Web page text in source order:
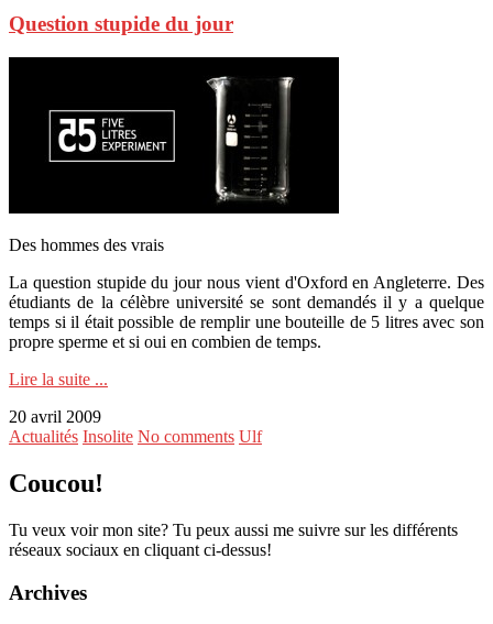
Question stupide du jour
Des hommes des vrais
La question stupide du jour nous vient d'Oxford en Angleterre. Des
étudiants de la célèbre université se sont demandés il y a quelque
temps si il était possible de remplir une bouteille de 5 litres avec son
propre sperme et si oui en combien de temps.
Lire la suite ...
20 avril 2009
Actualités Insolite No comments Ulf
Coucou!
Tu veux voir mon site? Tu peux aussi me suivre sur les différents
réseaux sociaux en cliquant ci-dessus!
Archives